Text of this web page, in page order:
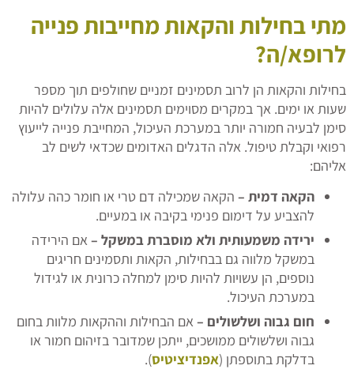
מתי בחילות והקאות מחייבות פנייה
לרופא/ה?
בחילות והקאות הן לרוב תסמינים זמניים שחולפים תוך מספר
שעות או ימים. אך במקרים מסוימים תסמינים אלה עלולים להיות
סימן לבעיה חמורה יותר במערכת העיכול, המחייבת פנייה לייעוץ
רפואי וקבלת טיפול. אלה הדגלים האדומים שכדאי לשים לב
אליהם:
הקאה דמית – הקאה שמכילה דם טרי או חומר כהה עלולה
להצביע על דימום פנימי בקיבה או במעיים.
ירידה משמעותית ולא מוסברת במשקל – אם הירידה
במשקל מלווה גם בבחילות, הקאות ותסמינים חריגים
נוספים, הן עשויות להיות סימן למחלה כרונית או לגידול
במערכת העיכול.
חום גבוה ושלשולים – אם הבחילות וההקאות מלוות בחום
גבוה ושלשולים ממושכים, ייתכן שמדובר בזיהום חמור או
בדלקת בתוספתן (אפנדיציטיס).